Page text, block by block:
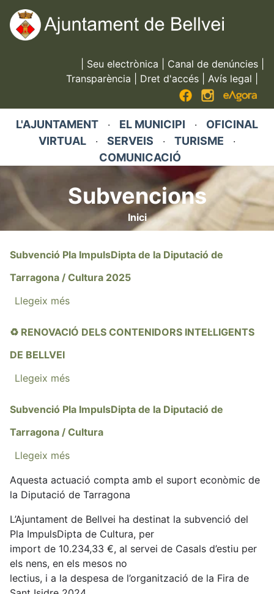
Vés
al
contingut
Seu electrònica Canal de denúncies
Transparència
Dret d'accés Avís legal
L'AJUNTAMENT · EL MUNICIPI · OFICINAL
VIRTUAL · SERVEIS · TURISME ·
COMUNICACIÓ
Subvencions
Fil
d'ariadna
Inici
Subvenció Pla ImpulsDipta de la Diputació de
Tarragona / Cultura 2025
Llegeix més
Pla
de
Tarragona
/
♻️ RENOVACIÓ DELS CONTENIDORS INTEL·LIGENTS
DE BELLVEI
Llegeix més
RENOVACIÓ
CONTENIDORS
BELLVEI
Subvenció Pla ImpulsDipta de la Diputació de
Tarragona / Cultura
Llegeix més
Pla
ImpulsDipta
de
la
Diputació
de
Tarragona
/
Aquesta actuació compta amb el suport econòmic de
la Diputació de Tarragona
L’Ajuntament de Bellvei ha destinat la subvenció del
Pla ImpulsDipta de Cultura, per
import de 10.234,33 €, al servei de Casals d’estiu per
els nens, en els mesos no
lectius, i a la despesa de l’organització de la Fira de